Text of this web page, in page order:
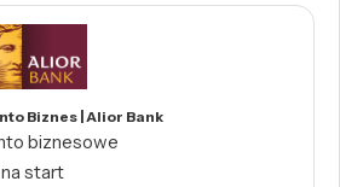
Biznes | Alior Bank
biznesowe
start